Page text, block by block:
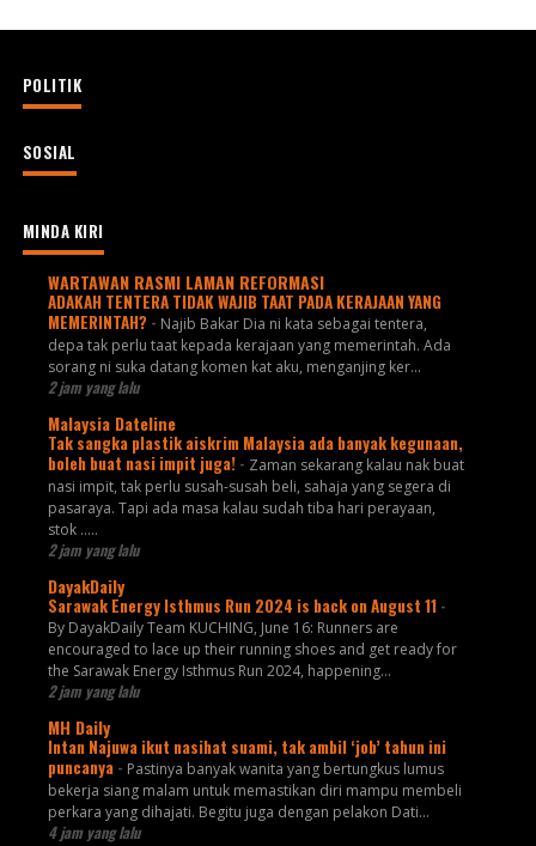
POLITIK
SOSIAL
MINDA KIRI
WARTAWAN RASMI LAMAN REFORMASI
ADAKAH TENTERA TIDAK WAJIB TAAT PADA KERAJAAN YANG
MEMERINTAH? - Najib Bakar Dia ni kata sebagai tentera,
depa tak perlu taat kepada kerajaan yang memerintah. Ada
sorang ni suka datang komen kat aku, menganjing ker...
2 jam yang lalu
Malaysia Dateline
Tak sangka plastik aiskrim Malaysia ada banyak kegunaan,
boleh buat nasi impit juga! - Zaman sekarang kalau nak buat
nasi impit, tak perlu susah-susah beli, sahaja yang segera di
pasaraya. Tapi ada masa kalau sudah tiba hari perayaan,
stok .....
2 jam yang lalu
DayakDaily
Sarawak Energy Isthmus Run 2024 is back on August 11 -
By DayakDaily Team KUCHING, June 16: Runners are
encouraged to lace up their running shoes and get ready for
the Sarawak Energy Isthmus Run 2024, happening...
2 jam yang lalu
MH Daily
Intan Najuwa ikut nasihat suami, tak ambil ‘job’ tahun ini
puncanya - Pastinya banyak wanita yang bertungkus lumus
bekerja siang malam untuk memastikan diri mampu membeli
perkara yang dihajati. Begitu juga dengan pelakon Dati...
4 jam yang lalu